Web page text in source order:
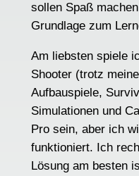
sollen Spaß
Grundlage zum
Am liebsten spiele
Shooter (trotz
Aufbauspiele,
Simulationen und
Pro sein, aber ich
funktioniert. Ich
Lösung am besten